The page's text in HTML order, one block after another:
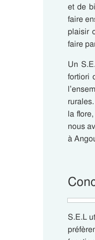
et de
faire
plaisir
faire
Un
fortiori
la
nous
à
S.E.L